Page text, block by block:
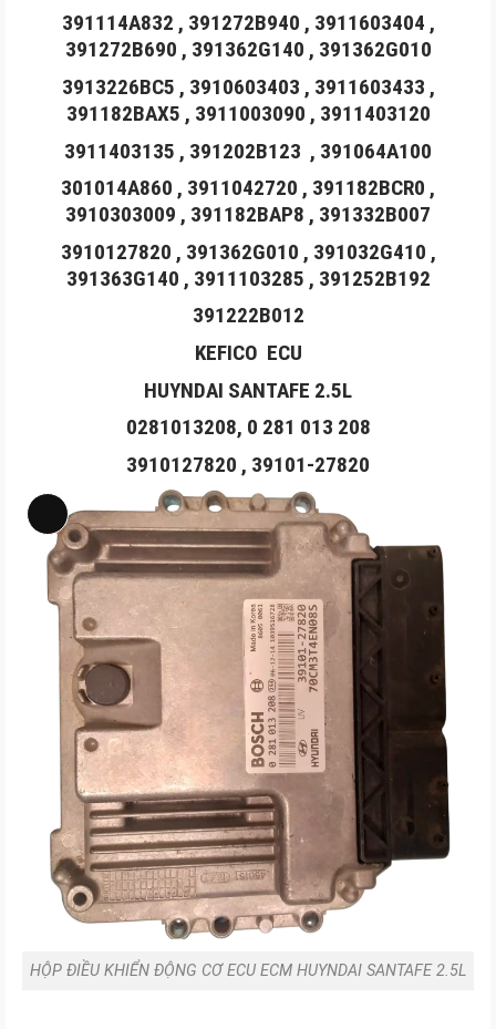
Long
Mô
tả
sản
phẩm
391114A832 , 391272B940 , 3911603404 ,
391272B690 , 391362G140 , 391362G010
3913226BC5 , 3910603403 , 3911603433 ,
391182BAX5 , 3911003090 , 3911403120
3911403135 , 391202B123 , 391064A100
301014A860 , 3911042720 , 391182BCR0 ,
3910303009 , 391182BAP8 , 391332B007
3910127820 , 391362G010 , 391032G410 ,
391363G140 , 3911103285 , 391252B192
391222B012
KEFICO ECU
HUYNDAI SANTAFE 2.5L
0281013208, 0 281 013 208
3910127820 , 39101-27820
Long
Mô
tả
sản
phẩm
HỘP ĐIỀU KHIỂN ĐỘNG CƠ ECU ECM HUYNDAI SANTAFE 2.5L